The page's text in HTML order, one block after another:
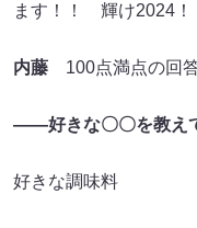
ます！！ 輝け2024！
内藤 100点満点の回
――好きな〇〇を教え
好きな調味料